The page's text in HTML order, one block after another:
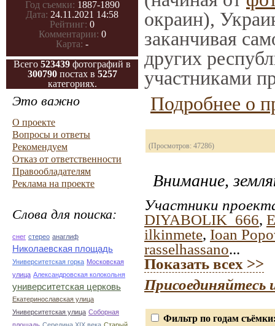
Год съемки: 1887-1890
Дата: 24.11.2021 14:58
Рейтинг: 0
Комментарии: 0
Карта: -
Всего 523439 фотографий в
300790постах в 5257
категориях.
Это важно
О проекте
Вопросы и ответы
Рекомендуем
Отказ от ответственности
Правообладателям
Реклама на проекте
Слова для поиска:
снег стерео анаглиф
Николаевская площадь
Университетская горка Московская
улица Александровская колокольня
университетская церковь
Екатеринославская улица
Университетская улица Соборная
окраин),
заканчивая
других
участниками
Подробнее о
(Просмотров: 47286)
Внимание,
Участники
DIYABOLIK_666,
ilkinmete, Ioan
rasselhassano...
Показать всех >>
Присоединяйтесь
Фильтр по годам